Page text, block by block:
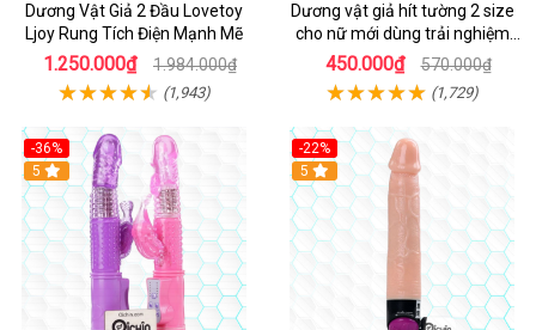
Dương Vật Giả 2 Đầu Lovetoy
Ljoy Rung Tích Điện Mạnh Mẽ
1.250.000₫ 1.984.000₫
(1,943)
Dương vật giả hít tường 2 size
cho nữ mới dùng trải nghiệm
thật
450.000₫ 570.000₫
(1,729)
-36%
Hot
5
-22%
Hot
5